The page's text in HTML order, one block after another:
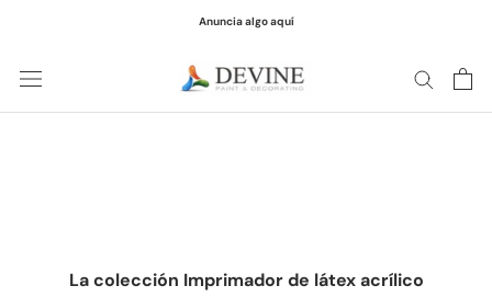
Anuncia algo aquí
La colección Imprimador de látex acrílico